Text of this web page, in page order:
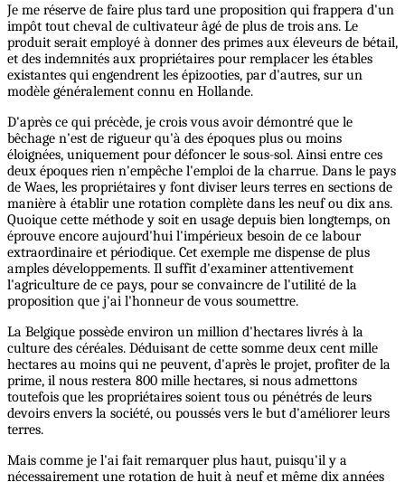
Je me réserve de faire plus tard une proposition qui frappera d'un
impôt tout cheval de cultivateur âgé de plus de trois ans. Le
produit serait employé à donner des primes aux éleveurs de bétail,
et des indemnités aux propriétaires pour remplacer les étables
existantes qui engendrent les épizooties, par d'autres, sur un
modèle généralement connu en Hollande.
D'après ce qui précède, je crois vous avoir démontré que le
bêchage n'est de rigueur qu'à des époques plus ou moins
éloignées, uniquement pour défoncer le sous-sol. Ainsi entre ces
deux époques rien n'empêche l'emploi de la charrue. Dans le pays
de Waes, les propriétaires y font diviser leurs terres en sections de
manière à établir une rotation complète dans les neuf ou dix ans.
Quoique cette méthode y soit en usage depuis bien longtemps, on
éprouve encore aujourd'hui l'impérieux besoin de ce labour
extraordinaire et périodique. Cet exemple me dispense de plus
amples développements. Il suffit d'examiner attentivement
l'agriculture de ce pays, pour se convaincre de l'utilité de la
proposition que j'ai l'honneur de vous soumettre.
La Belgique possède environ un million d'hectares livrés à la
culture des céréales. Déduisant de cette somme deux cent mille
hectares au moins qui ne peuvent, d'après le projet, profiter de la
prime, il nous restera 800 mille hectares, si nous admettons
toutefois que les propriétaires soient tous ou pénétrés de leurs
devoirs envers la société, ou poussés vers le but d'améliorer leurs
terres.
Mais comme je l'ai fait remarquer plus haut, puisqu'il y a
nécessairement une rotation de huit à neuf et même dix années